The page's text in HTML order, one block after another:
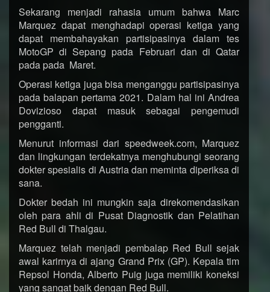
Sekarang menjadi rahasia umum bahwa Marc
Marquez dapat menghadapi operasi ketiga yang
dapat membahayakan partisipasinya dalam tes
MotoGP di Sepang pada Februari dan di Qatar
pada pada Maret.
Operasi ketiga juga bisa menganggu partisipasinya
pada balapan pertama 2021. Dalam hal ini Andrea
Dovizioso dapat masuk sebagai pengemudi
pengganti.
Menurut informasi dari speedweek.com, Marquez
dan lingkungan terdekatnya menghubungi seorang
dokter spesialis di Austria dan meminta diperiksa di
sana.
Dokter bedah ini mungkin saja direkomendasikan
oleh para ahli di Pusat Diagnostik dan Pelatihan
Red Bull di Thalgau.
Marquez telah menjadi pembalap Red Bull sejak
awal karirnya di ajang Grand Prix (GP). Kepala tim
Repsol Honda, Alberto Puig juga memiliki koneksi
yang sangat baik dengan Red Bull.